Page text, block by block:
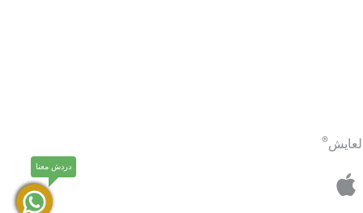
®
دردش معنا